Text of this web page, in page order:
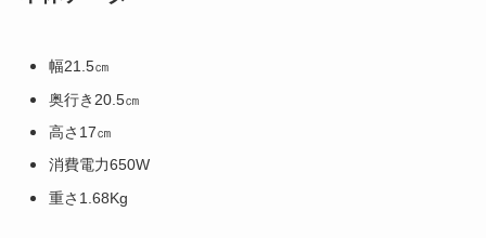
幅21.5㎝
奥行き20.5㎝
高さ17㎝
消費電力650W
重さ1.68Kg